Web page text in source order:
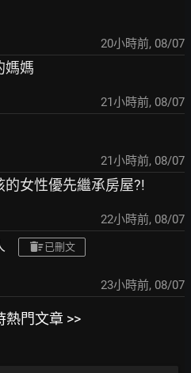
20小時前, 08/07
媽媽
21小時前, 08/07
21小時前, 08/07
的女性優先繼承房屋?!
22小時前, 08/07
已刪文
23小時前, 08/07
熱門文章 >>